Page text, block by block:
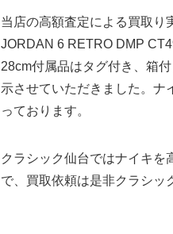
当店の高額査定による買取り
JORDAN 6 RETRO DMP
28cm付属品はタグ付き、箱
示させていただきました。ナ
っております。
クラシック仙台ではナイキ
で、買取依頼は是非クラシッ